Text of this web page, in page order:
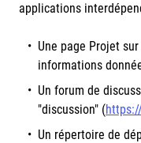
applications
Une page Projet
informations
Un forum de
"discussion" (
Un répertoire de